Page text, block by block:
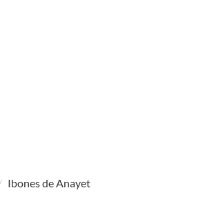
Ibones de Anayet